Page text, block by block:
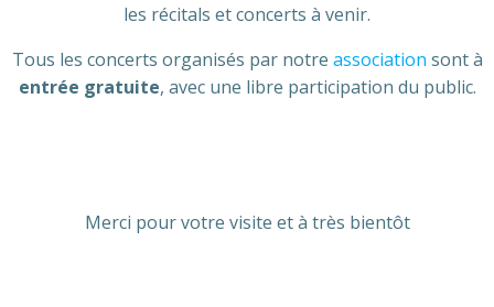
les récitals et concerts à venir.
Tous les concerts organisés par notre association sont à
entrée gratuite, avec une libre participation du public.
Merci pour votre visite et à très bientôt